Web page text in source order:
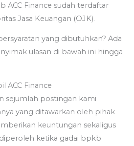
ACC Finance sudah terdaftar
Jasa Keuangan (OJK).
yang dibutuhkan? Ada
ulasan di bawah ini hingga
ACC Finance
sejumlah postingan kami
yang ditawarkan oleh pihak
keuntungan sekaligus
ketika gadai bpkb